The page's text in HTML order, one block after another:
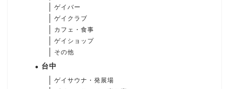
ゲイバー
ゲイクラブ
カフェ・食事
ゲイショップ
その他
台中
ゲイサウナ・発展場